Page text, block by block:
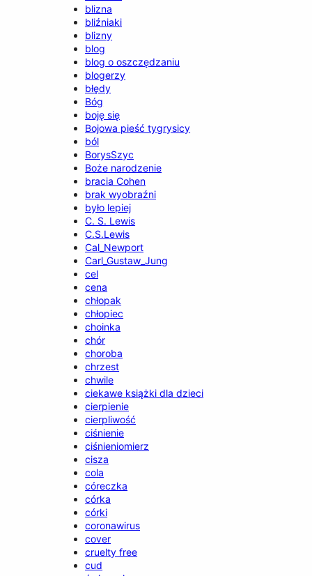
blizna
bliźniaki
blizny
blog
blog o oszczędzaniu
blogerzy
błędy
Bóg
boję się
Bojowa pieść tygrysicy
ból
BorysSzyc
Boże narodzenie
bracia Cohen
brak wyobraźni
było lepiej
C. S. Lewis
C.S.Lewis
Cal_Newport
Carl_Gustaw_Jung
cel
cena
chłopak
chłopiec
choinka
chór
choroba
chrzest
chwile
ciekawe książki dla dzieci
cierpienie
cierpliwość
ciśnienie
ciśnieniomierz
cisza
cola
córeczka
córka
córki
coronawirus
cover
cruelty free
cud